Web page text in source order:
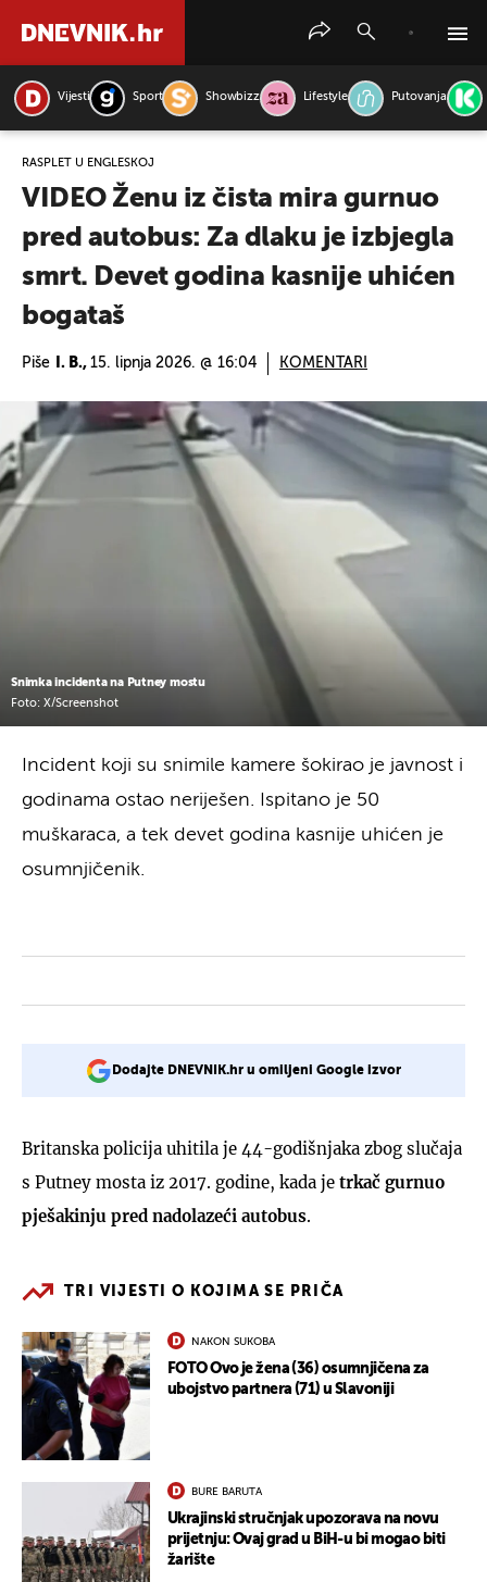
Vijesti Sport Showbizz Lifestyle Putovanja
RASPLET U ENGLESKOJ
VIDEO Ženu iz čista mira gurnuo
pred autobus: Za dlaku je izbjegla
smrt. Devet godina kasnije uhićen
bogataš
Piše I. B., 15. lipnja 2026. @ 16:04 KOMENTARI
Snimka incidenta na Putney mostu
Foto: X/Screenshot
Incident koji su snimile kamere šokirao je javnost i
godinama ostao neriješen. Ispitano je 50
muškaraca, a tek devet godina kasnije uhićen je
osumnjičenik.
Dodajte DNEVNIK.hr u omiljeni Google izvor
Britanska policija uhitila je 44-godišnjaka zbog slučaja
s Putney mosta iz 2017. godine, kada je trkač gurnuo
pješakinju pred nadolazeći autobus.
TRI VIJESTI O KOJIMA SE PRIČA
NAKON SUKOBA
FOTO Ovo je žena (36) osumnjičena za
ubojstvo partnera (71) u Slavoniji
BURE BARUTA
Ukrajinski stručnjak upozorava na novu
prijetnju: Ovaj grad u BiH-u bi mogao biti
žarište
PRETRAŽITE VIJESTI